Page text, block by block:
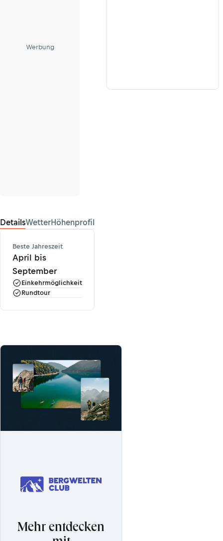
Werbung
DetailsWetterHöhenprofil
Beste Jahreszeit
April bis
September
Einkehrmöglichkeit
Rundtour
Mehr entdecken